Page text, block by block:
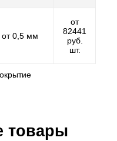
от 0,5 мм
от
82441
руб.
шт.
товары